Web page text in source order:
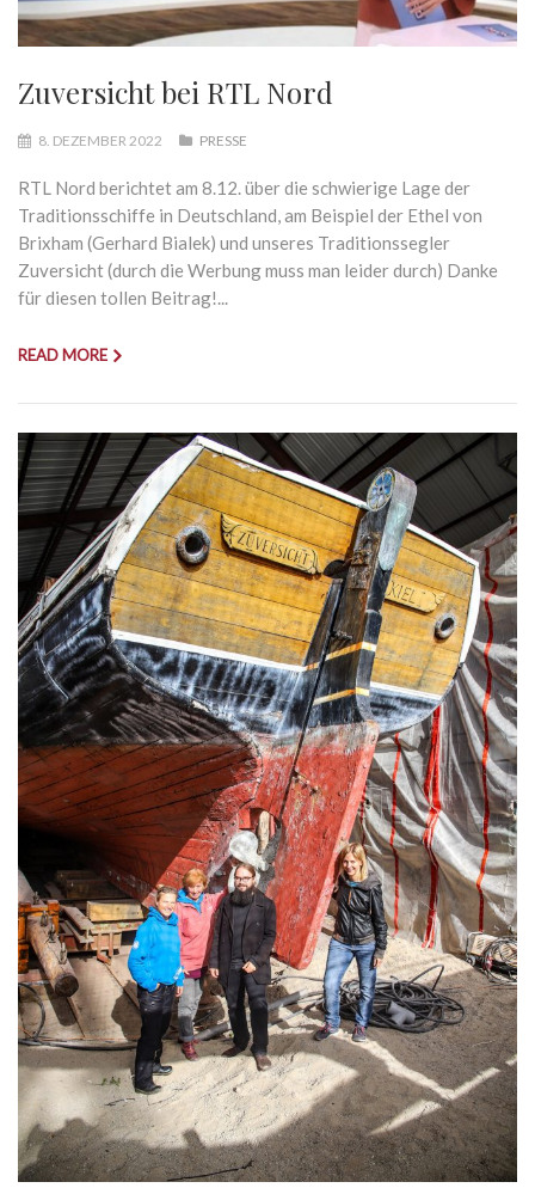
Zuversicht bei RTL Nord
8. DEZEMBER 2022 PRESSE
RTL Nord berichtet am 8.12. über die schwierige Lage der
Traditionsschiffe in Deutschland, am Beispiel der Ethel von
Brixham (Gerhard Bialek) und unseres Traditionssegler
Zuversicht (durch die Werbung muss man leider durch) Danke
für diesen tollen Beitrag!...
READ MORE